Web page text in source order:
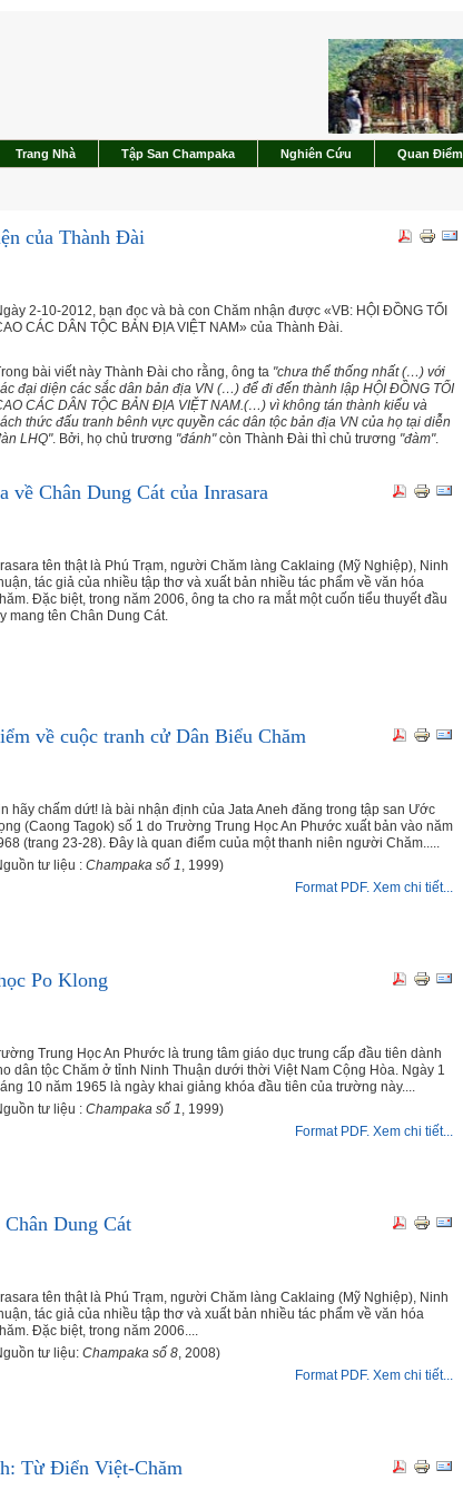
Trang Nhà Tập San Champaka Nghiên Cứu Quan Điểm
của Thành Đài
2-10-2012, bạn đọc và bà con Chăm nhận được «VB: HỘI ĐỒNG TỐI
CÁC DÂN TỘC BẢN ĐỊA VIỆT NAM» của Thành Đài.
bài viết này Thành Đài cho rằng, ông ta "chưa thể thống nhất (…) với
đại diện các sắc dân bản địa VN (…) để đi đến thành lập HỘI ĐỒNG TỐI
CÁC DÂN TỘC BẢN ĐỊA VIỆT NAM.(…) vì không tán thành kiểu và
thức đấu tranh bênh vực quyền các dân tộc bản địa VN của họ tại diễn
LHQ". Bởi, họ chủ trương "đánh"còn Thành Đài thì chủ trương "đàm".
về Chân Dung Cát của Inrasara
tên thật là Phú Trạm, người Chăm làng Caklaing (Mỹ Nghiệp), Ninh
tác giả của nhiều tập thơ và xuất bản nhiều tác phẩm về văn hóa
Ðặc biệt, trong năm 2006, ông ta cho ra mắt một cuốn tiểu thuyết đầu
mang tên Chân Dung Cát.
về cuộc tranh cử Dân Biểu Chăm
hãy chấm dứt! là bài nhận định của Jata Aneh đăng trong tập san Ước
(Caong Tagok) số 1 do Trường Trung Học An Phước xuất bản vào năm
(trang 23-28). Ðây là quan điểm cuủa một thanh niên người Chăm.....
tư liệu : Champaka số 1, 1999)
Format PDF. Xem chi tiết...
Po Klong
Trung Học An Phước là trung tâm giáo dục trung cấp đầu tiên dành
dân tộc Chăm ở tỉnh Ninh Thuận dưới thời Việt Nam Cộng Hòa. Ngày 1
10 năm 1965 là ngày khai giảng khóa đầu tiên của trường này....
tư liệu : Champaka số 1, 1999)
Format PDF. Xem chi tiết...
Dung Cát
tên thật là Phú Trạm, người Chăm làng Caklaing (Mỹ Nghiệp), Ninh
tác giả của nhiều tập thơ và xuất bản nhiều tác phẩm về văn hóa
Ðặc biệt, trong năm 2006....
tư liệu: Champaka số 8, 2008)
Format PDF. Xem chi tiết...
Từ Ðiển Việt-Chăm